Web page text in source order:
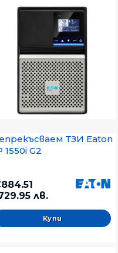
ТЗИ Eaton
1550i G2
лв.